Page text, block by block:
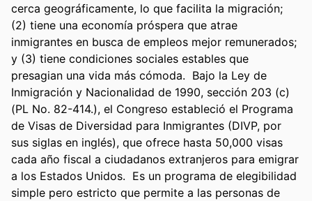
cerca geográficamente, lo que facilita la migración;
(2) tiene una economía próspera que atrae
inmigrantes en busca de empleos mejor remunerados;
y (3) tiene condiciones sociales estables que
presagian una vida más cómoda.  Bajo la Ley de
Inmigración y Nacionalidad de 1990, sección 203 (c)
(PL No. 82-414.), el Congreso estableció el Programa
de Visas de Diversidad para Inmigrantes (DIVP, por
sus siglas en inglés), que ofrece hasta 50,000 visas
cada año fiscal a ciudadanos extranjeros para emigrar
a los Estados Unidos.  Es un programa de elegibilidad
simple pero estricto que permite a las personas de